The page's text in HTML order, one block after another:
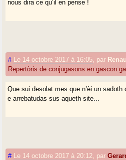
nous dira ce qu’il en pense !
# Le 14 octobre 2017 à 16:05 par
Repertòris de conjugasons en gascon
Que sui desolat mes que n’èi un
e arrebatudas sus aqueth site...
# Le 14 octobre 2017 à 20:12 par